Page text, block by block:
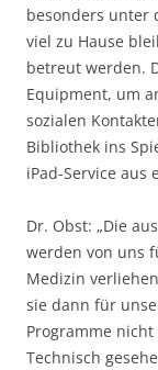
besonders unter
viel zu Hause
betreut werden.
Equipment, um
sozialen
Bibliothek ins
iPad-Service aus
Dr. Obst: „Die
werden von uns
Medizin
sie dann für
Programme
Technisch